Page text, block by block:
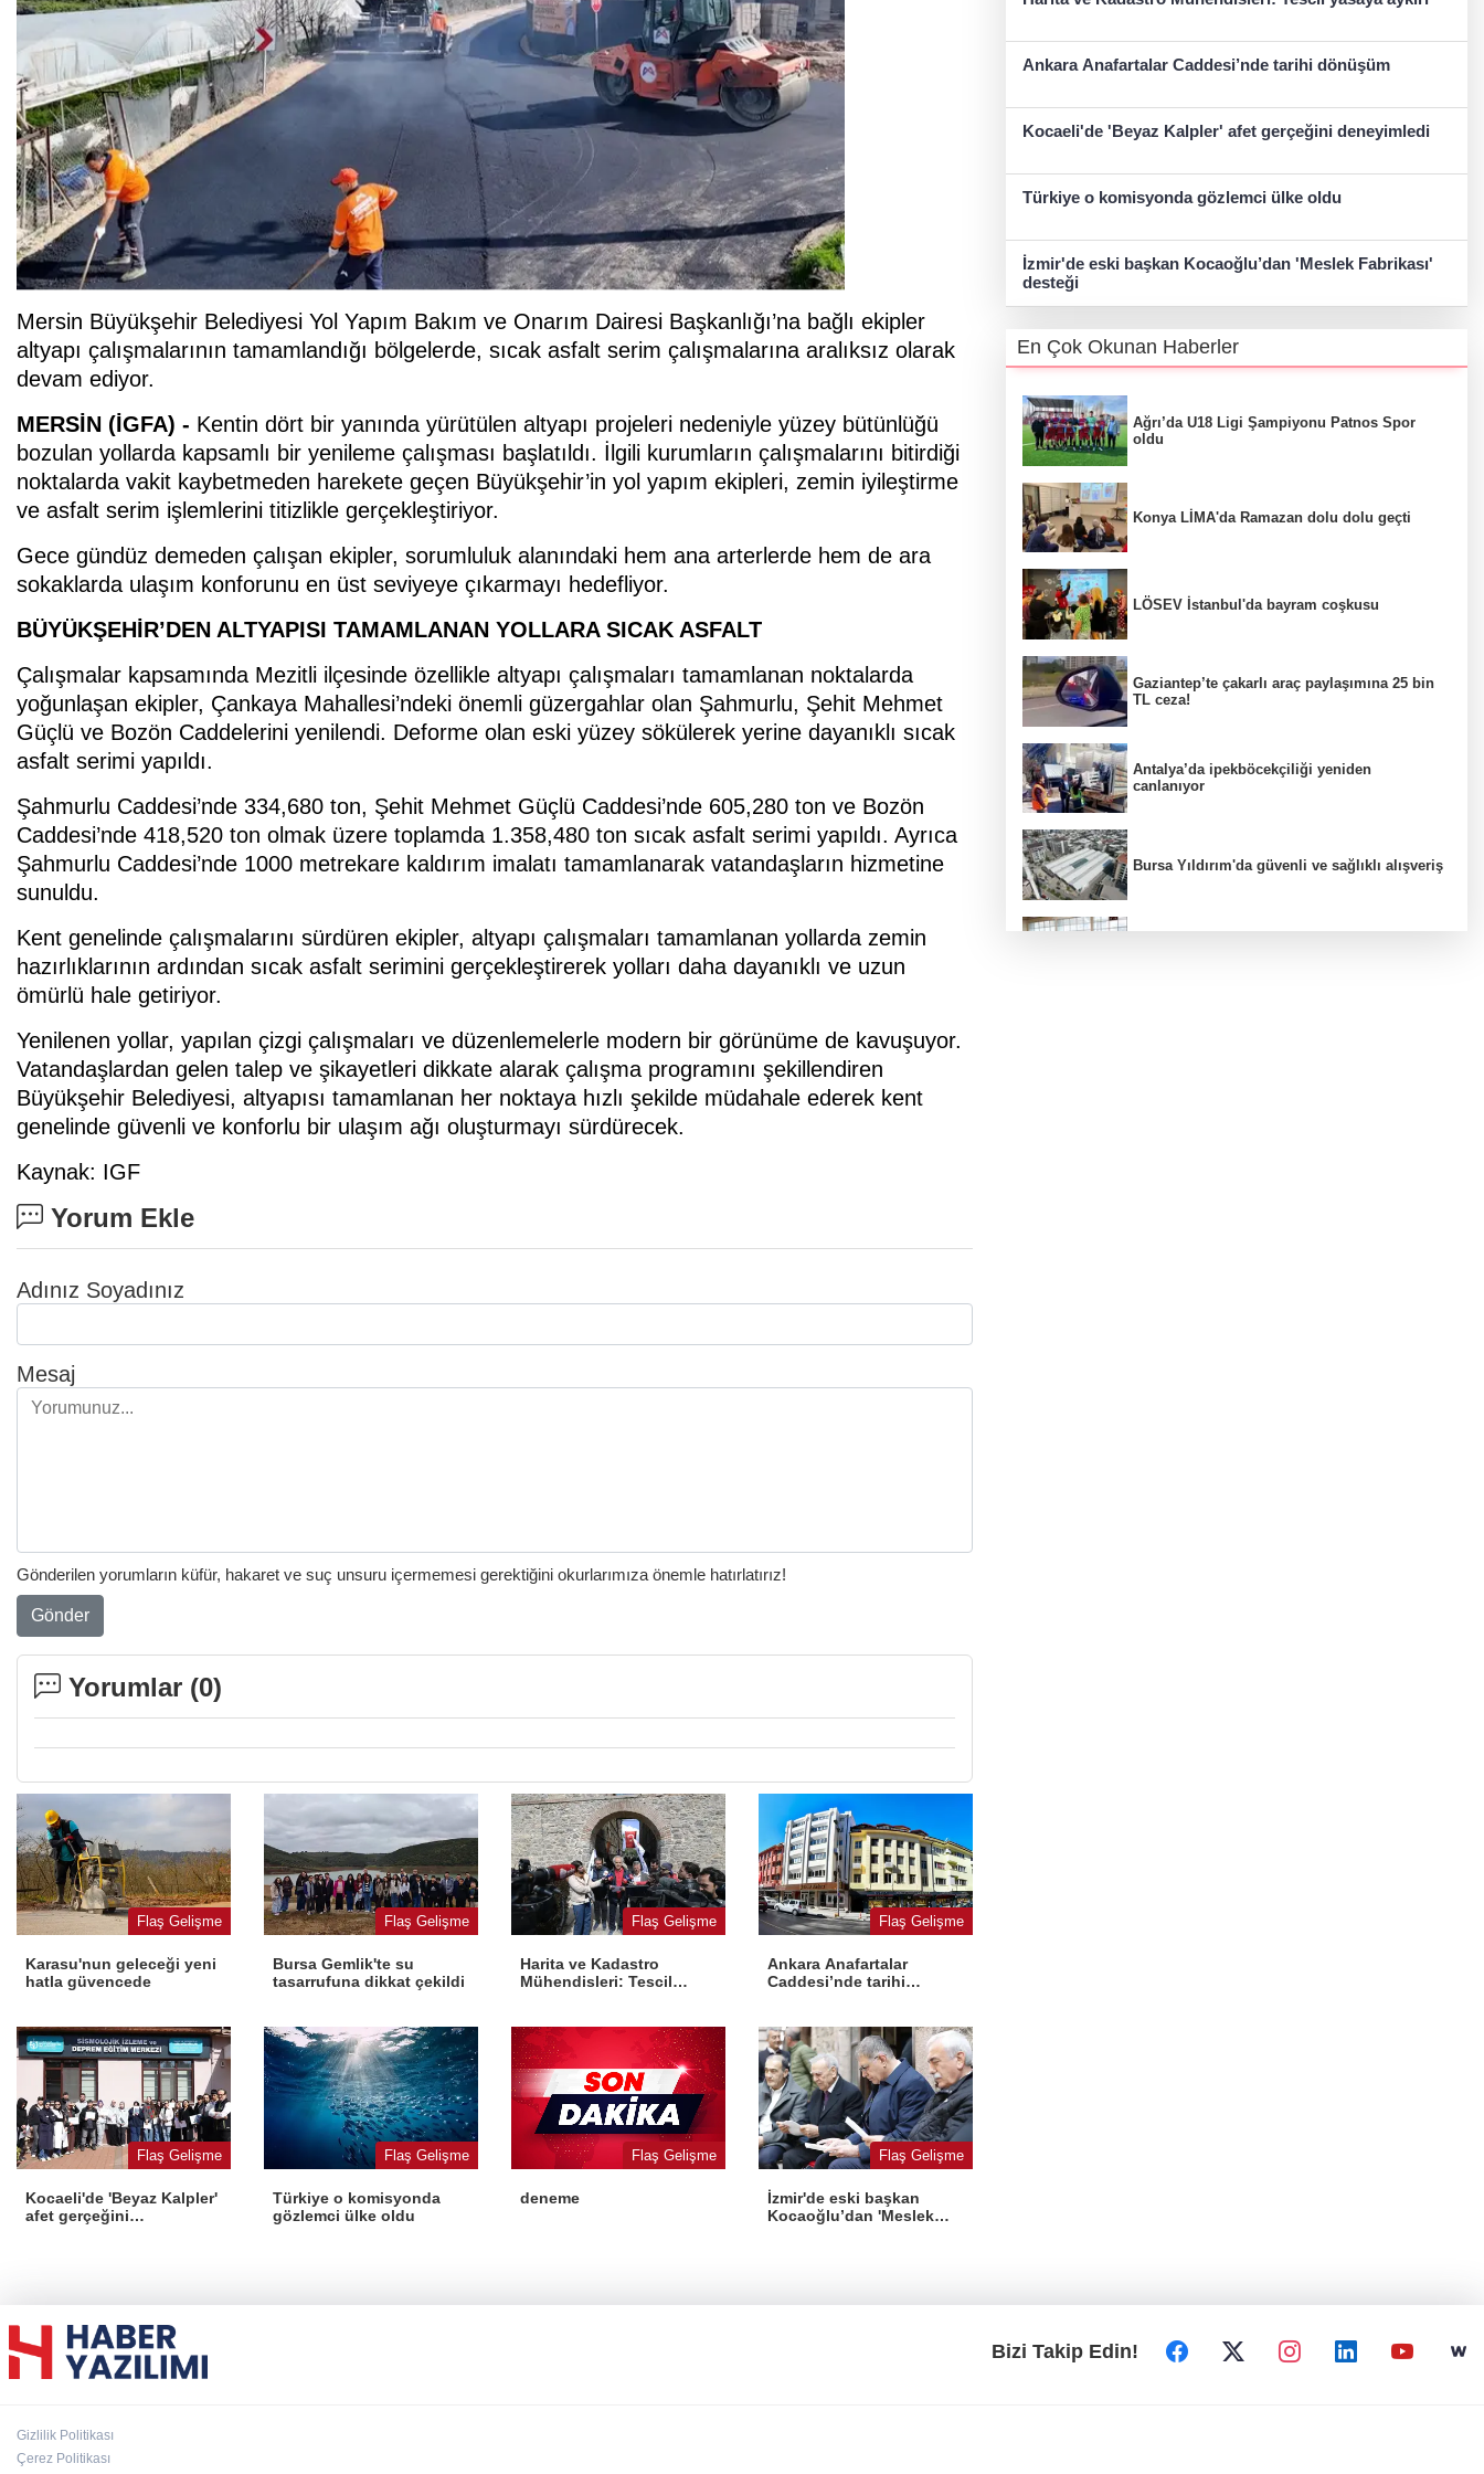
Mersin Büyükşehir Belediyesi Yol Yapım Bakım ve Onarım Dairesi Başkanlığı’na bağlı ekipler
altyapı çalışmalarının tamamlandığı bölgelerde, sıcak asfalt serim çalışmalarına aralıksız olarak
devam ediyor.
MERSİN (İGFA) - Kentin dört bir yanında yürütülen altyapı projeleri nedeniyle yüzey bütünlüğü
bozulan yollarda kapsamlı bir yenileme çalışması başlatıldı. İlgili kurumların çalışmalarını bitirdiği
noktalarda vakit kaybetmeden harekete geçen Büyükşehir’in yol yapım ekipleri, zemin iyileştirme
ve asfalt serim işlemlerini titizlikle gerçekleştiriyor.
Gece gündüz demeden çalışan ekipler, sorumluluk alanındaki hem ana arterlerde hem de ara
sokaklarda ulaşım konforunu en üst seviyeye çıkarmayı hedefliyor.
BÜYÜKŞEHİR’DEN ALTYAPISI TAMAMLANAN YOLLARA SICAK ASFALT
Çalışmalar kapsamında Mezitli ilçesinde özellikle altyapı çalışmaları tamamlanan noktalarda
yoğunlaşan ekipler, Çankaya Mahallesi’ndeki önemli güzergahlar olan Şahmurlu, Şehit Mehmet
Güçlü ve Bozön Caddelerini yenilendi. Deforme olan eski yüzey sökülerek yerine dayanıklı sıcak
asfalt serimi yapıldı.
Şahmurlu Caddesi’nde 334,680 ton, Şehit Mehmet Güçlü Caddesi’nde 605,280 ton ve Bozön
Caddesi’nde 418,520 ton olmak üzere toplamda 1.358,480 ton sıcak asfalt serimi yapıldı. Ayrıca
Şahmurlu Caddesi’nde 1000 metrekare kaldırım imalatı tamamlanarak vatandaşların hizmetine
sunuldu.
Kent genelinde çalışmalarını sürdüren ekipler, altyapı çalışmaları tamamlanan yollarda zemin
hazırlıklarının ardından sıcak asfalt serimini gerçekleştirerek yolları daha dayanıklı ve uzun
ömürlü hale getiriyor.
Yenilenen yollar, yapılan çizgi çalışmaları ve düzenlemelerle modern bir görünüme de kavuşuyor.
Vatandaşlardan gelen talep ve şikayetleri dikkate alarak çalışma programını şekillendiren
Büyükşehir Belediyesi, altyapısı tamamlanan her noktaya hızlı şekilde müdahale ederek kent
genelinde güvenli ve konforlu bir ulaşım ağı oluşturmayı sürdürecek.
Kaynak: IGF
Yorum Ekle
Adınız Soyadınız
Mesaj
Gönderilen yorumların küfür, hakaret ve suç unsuru içermemesi gerektiğini okurlarımıza önemle hatırlatırız!
Gönder
Yorumlar (0)
Flaş Gelişme
Karasu'nun geleceği yeni
hatla güvencede
Flaş Gelişme
Bursa Gemlik'te su
tasarrufuna dikkat çekildi
Flaş Gelişme
Harita ve Kadastro
Mühendisleri: Tescil
Flaş Gelişme
Ankara Anafartalar
Caddesi’nde tarihi
Flaş Gelişme
Kocaeli'de 'Beyaz Kalpler'
afet gerçeğini
Flaş Gelişme
Türkiye o komisyonda
gözlemci ülke oldu
Flaş Gelişme
deneme
Flaş Gelişme
İzmir'de eski başkan
Kocaoğlu’dan 'Meslek
Ankara Anafartalar Caddesi’nde tarihi dönüşüm
Kocaeli'de 'Beyaz Kalpler' afet gerçeğini deneyimledi
Türkiye o komisyonda gözlemci ülke oldu
İzmir'de eski başkan Kocaoğlu’dan 'Meslek Fabrikası'
desteği
En Çok Okunan Haberler
Ağrı’da U18 Ligi Şampiyonu Patnos Spor
oldu
Konya LİMA'da Ramazan dolu dolu geçti
LÖSEV İstanbul'da bayram coşkusu
Gaziantep’te çakarlı araç paylaşımına 25 bin
TL ceza!
Antalya’da ipekböcekçiliği yeniden
canlanıyor
Bursa Yıldırım'da güvenli ve sağlıklı alışveriş
Bizi Takip Edin!
Gizlilik Politikası
Çerez Politikası